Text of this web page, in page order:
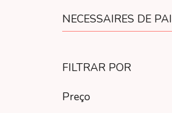
NECESSAIRES DE PAI
FILTRAR POR
Preço